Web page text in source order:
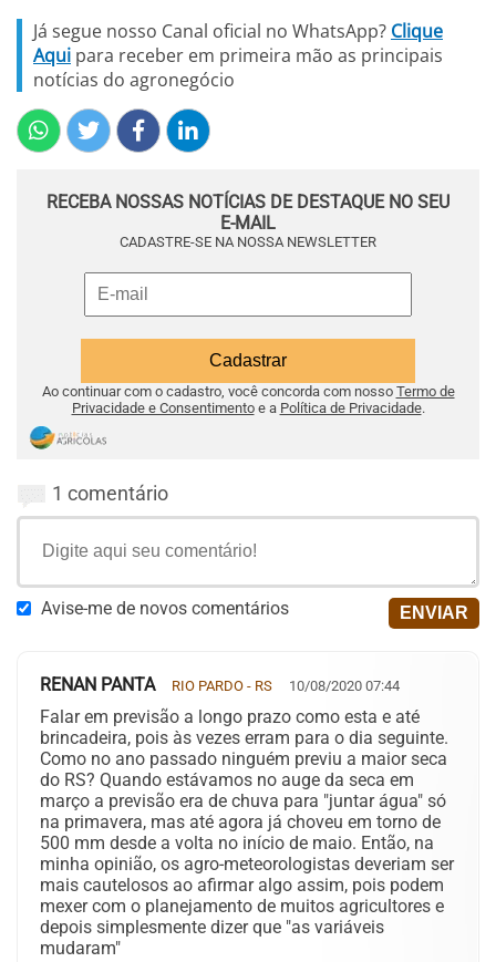
Já segue nosso Canal oficial no WhatsApp? Clique
Aqui para receber em primeira mão as principais
notícias do agronegócio
RECEBA NOSSAS NOTÍCIAS DE DESTAQUE NO SEU
E-MAIL
CADASTRE-SE NA NOSSA NEWSLETTER
Ao continuar com o cadastro, você concorda com nosso Termo de
Privacidade e Consentimentoe a Política de Privacidade.
1 comentário
Avise-me de novos comentários
RENAN PANTA RIO PARDO - RS 10/08/2020 07:44
Falar em previsão a longo prazo como esta e até
brincadeira, pois às vezes erram para o dia seguinte.
Como no ano passado ninguém previu a maior seca
do RS? Quando estávamos no auge da seca em
março a previsão era de chuva para "juntar água" só
na primavera, mas até agora já choveu em torno de
500 mm desde a volta no início de maio. Então, na
minha opinião, os agro-meteorologistas deveriam ser
mais cautelosos ao afirmar algo assim, pois podem
mexer com o planejamento de muitos agricultores e
depois simplesmente dizer que "as variáveis
mudaram"